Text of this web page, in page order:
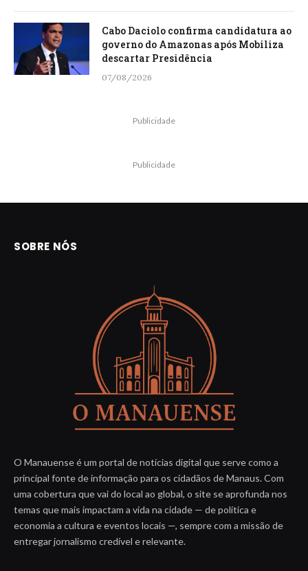
Cabo Daciolo confirma candidatura ao
governo do Amazonas após Mobiliza
descartar Presidência
07/08/2026
Publicidade
Publicidade
SOBRE NÓS
O Manauense é um portal de notícias digital que serve como a
principal fonte de informação para os cidadãos de Manaus. Com
uma cobertura que vai do local ao global, o site se aprofunda nos
temas que mais impactam a vida na cidade — de política e
economia a cultura e eventos locais —, sempre com a missão de
entregar jornalismo credível e relevante.